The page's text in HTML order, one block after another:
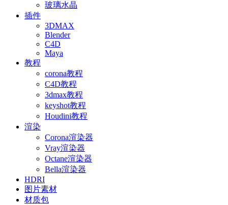
玻璃水晶
插件
3DMAX
Blender
C4D
Maya
教程
corona教程
C4D教程
3dmax教程
keyshot教程
Houdini教程
渲染
Corona渲染器
Vray渲染器
Octane渲染器
Bella渲染器
HDRI
图片素材
材质包